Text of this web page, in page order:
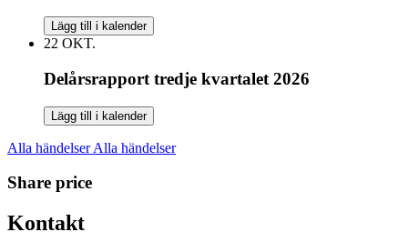
Lägg till i kalender
22 OKT.
Delårsrapport tredje kvartalet 2026
Lägg till i kalender
Alla händelserAlla händelser
Share price
Kontakt